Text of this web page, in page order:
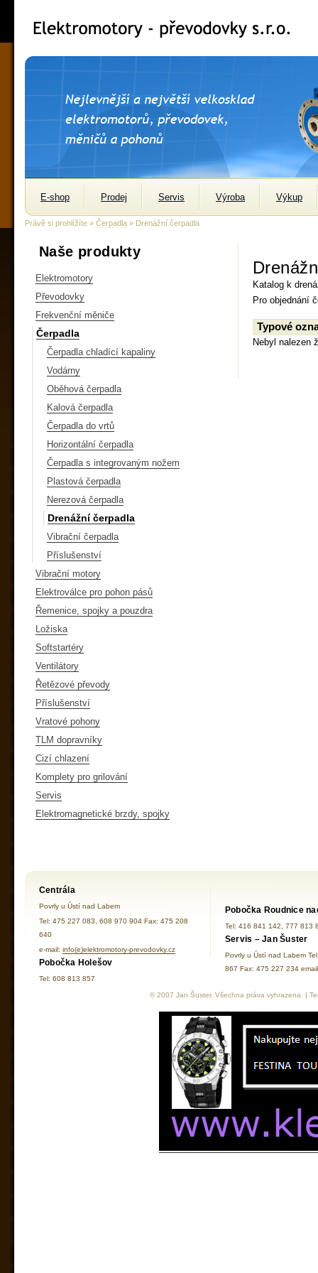
E-shop Prodej Servis Výroba Výkup
Právě si prohlížíte » Čerpadla » Drenážní čerpadla
Naše produkty
Elektromotory
Převodovky
Frekvenční měniče
Čerpadla
Čerpadla chladící kapaliny
Vodárny
Oběhová čerpadla
Kalová čerpadla
Čerpadla do vrtů
Horizontální čerpadla
Čerpadla s integrovaným nožem
Plastová čerpadla
Nerezová čerpadla
Drenážní čerpadla
Vibrační čerpadla
Příslušenství
Vibrační motory
Elektroválce pro pohon pásů
Řemenice, spojky a pouzdra
Ložiska
Softstartéry
Ventilátory
Řetězové převody
Příslušenství
Vratové pohony
TLM dopravníky
Cizí chlazení
Komplety pro grilování
Servis
Elektromagnetické brzdy, spojky
Katalog k
Pro objednání
Typové
Nebyl nalezen
Centrála
Povrly u Ústí nad Labem
Tel: 475 227 083, 608 970 904 Fax: 475 208
640
e-mail: info(e)elektromotory-prevodovky.cz
Pobočka Holešov
Tel: 608 813 857
Pobočka Roudnice
Tel: 416 841 142, 777 813
Servis – Jan Šuster
Povrly u Ústí nad Labem
867 Fax: 475 227 234
© 2007 Jan Šuster, Všechna práva vyhrazena. |